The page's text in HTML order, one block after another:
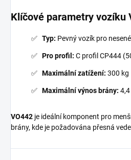
Klíčové parametry vozíku
Typ: Pevný vozík pro
Pro profil: C profil CP444
Maximální zatížení: 300 kg
Maximální výnos brány:
VO442 je ideální komponent pro
brány, kde je požadována přesná